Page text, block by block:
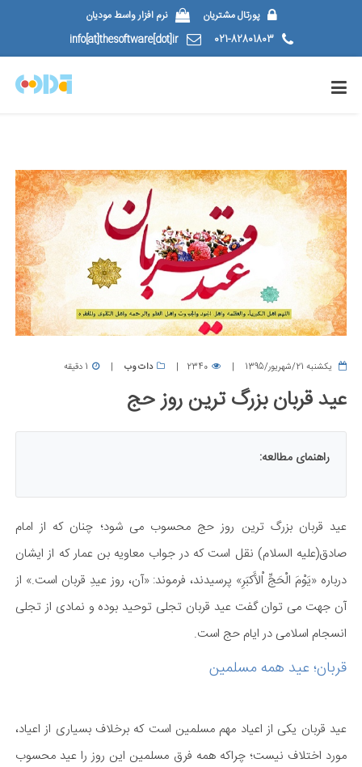
پورتال مشتریان
نرم افزار واسط مودیان
021-82801803
info[at]thesoftware[dot]ir
يكشنبه 21/شهریور/1395 2340 دات وب 1 دقیقه
عید قربان بزرگ ترین روز حج
راهنمای مطالعه:
عید قربان بزرگ ترین روز حج محسوب می شود؛ چنان كه از امام
صادق(علیه السلام) نقل است كه در جواب معاویه بن عمار كه از ایشان
درباره «یَوْمَ الْحَجِّ اْلأَكبَرِ» پرسیدند، فرموند: «آن، روز عیدِ قربان است.» از
آن جهت می توان گفت عید قربان تجلی توحید بوده و نمادی از تجلی
انسجام اسلامی در ایام حج است.
قربان؛ عید همه مسلمین
عید قربان یكی از اعیاد مهم مسلمین است كه برخلاف بسیاری از اعیاد،
مورد اختلاف نیست؛ چراكه همه فرق مسلمین این روز را عید محسوب